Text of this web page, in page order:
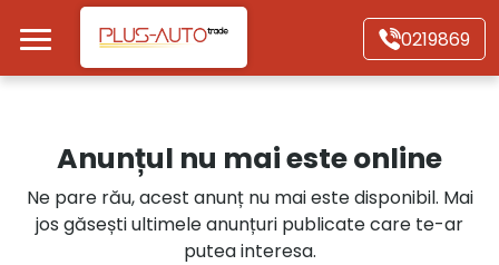
Mergi direct la conținutul principal
0219869
Autoturisme
Motociclete
Anunțul nu mai este online
Ne pare rău, acest anunț nu mai este disponibil. Mai
jos găsești ultimele anunțuri publicate care te-ar
putea interesa.